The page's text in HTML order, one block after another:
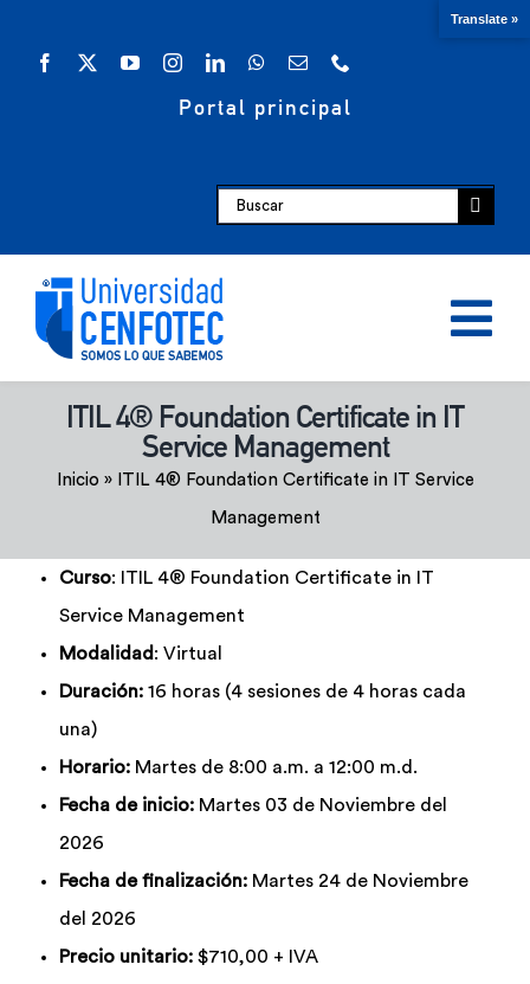
Portal principal
Buscar:
Oferta académica
Escuelas
Admisión y Registro
Bienestar Estudiantil
Investigación y Desarrollo
Extensión
Global Engagement
Egresados
ITIL 4® Foundation Certificate in IT
Service Management
Inicio » ITIL 4® Foundation Certificate in IT Service
Management
Curso: ITIL 4® Foundation Certificate in IT
Service Management
Modalidad: Virtual
Duración: 16 horas (4 sesiones de 4 horas cada
una)
Horario: Martes de 8:00 a.m. a 12:00 m.d.
Fecha de inicio:Martes 03 de Noviembredel
2026
Fecha de finalización:Martes 24 de Noviembre
del 2026
Precio unitario:$710,00 + IVA
Translate »